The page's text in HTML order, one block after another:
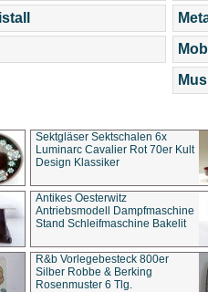
Sektgläser Sektschalen 6x
Luminarc Cavalier Rot 70er Kult
Design Klassiker
Antikes Oesterwitz
Antriebsmodell Dampfmaschine
Stand Schleifmaschine Bakelit
R&b Vorlegebesteck 800er
Silber Robbe & Berking
Rosenmuster 6 Tlg.